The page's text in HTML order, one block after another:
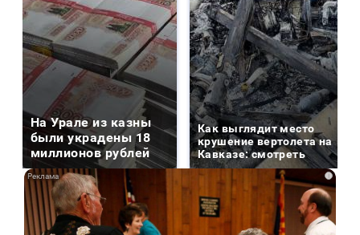
На Урале из казны
были украдены 18
миллионов рублей
Как выглядит место
крушение вертолета на
Кавказе: смотреть
i